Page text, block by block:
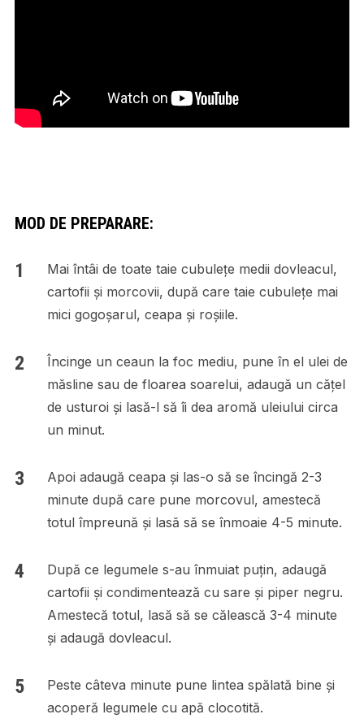
MOD DE PREPARARE:
Mai întâi de toate taie cubulețe medii dovleacul,
cartofii și morcovii, după care taie cubulețe mai
mici gogoșarul, ceapa și roșiile.
Încinge un ceaun la foc mediu, pune în el ulei de
măsline sau de floarea soarelui, adaugă un cățel
de usturoi și lasă-l să îi dea aromă uleiului circa
un minut.
Apoi adaugă ceapa și las-o să se încingă 2-3
minute după care pune morcovul, amestecă
totul împreună și lasă să se înmoaie 4-5 minute.
După ce legumele s-au înmuiat puțin, adaugă
cartofii și condimentează cu sare și piper negru.
Amestecă totul, lasă să se călească 3-4 minute
și adaugă dovleacul.
Peste câteva minute pune lintea spălată bine și
acoperă legumele cu apă clocotită.